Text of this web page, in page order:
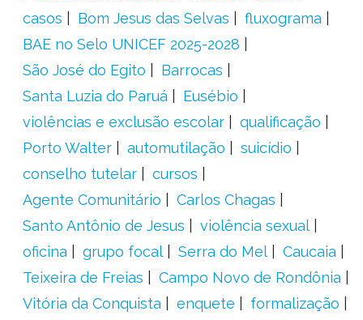
casos
Bom Jesus das Selvas
fluxograma
BAE no Selo UNICEF 2025-2028
São José do Egito
Barrocas
Santa Luzia do Paruá
Eusébio
violências e exclusão escolar
qualificação
Porto Walter
automutilação
suicídio
conselho tutelar
cursos
Agente Comunitário
Carlos Chagas
Santo Antônio de Jesus
violência sexual
oficina
grupo focal Serra do Mel
Caucaia
Teixeira de Freias
Campo Novo de Rondônia
Vitória da Conquista
enquete
formalização